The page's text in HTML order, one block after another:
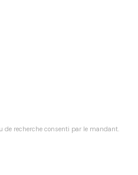
de recherche consenti par le mandant.